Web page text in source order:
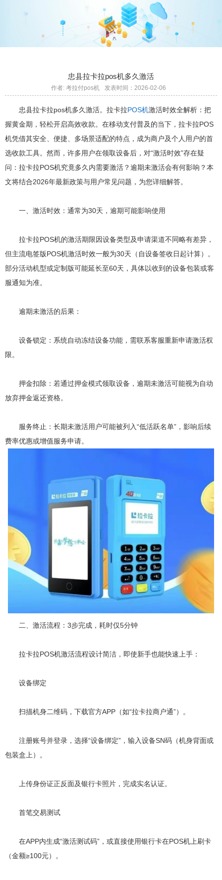
忠县拉卡拉pos机多久激活
作者: 考拉付pos机 发表时间：2026-02-06
忠县拉卡拉pos机多久激活。拉卡拉POS机激活时效全解析：把
握黄金期，轻松开启高效收款。在移动支付普及的当下，拉卡拉POS
机凭借其安全、便捷、多场景适配的特点，成为商户及个人用户的首
选收款工具。然而，许多用户在领取设备后，对“激活时效”存在疑
问：拉卡拉POS机究竟多久内需要激活？逾期未激活会有何影响？本
文将结合2026年最新政策与用户常见问题，为您详细解答。
一、激活时效：通常为30天，逾期可能影响使用
拉卡拉POS机的激活期限因设备类型及申请渠道不同略有差异，
但主流电签版POS机激活时效一般为30天（自设备签收日起计算）。
部分活动机型或定制版可能延长至60天，具体以收到的设备包装或客
服通知为准。
逾期未激活的后果：
设备锁定：系统自动冻结设备功能，需联系客服重新申请激活权
限。
押金扣除：若通过押金模式领取设备，逾期未激活可能视为自动
放弃押金返还资格。
服务终止：长期未激活用户可能被列入“低活跃名单”，影响后续
费率优惠或增值服务申请。
二、激活流程：3步完成，耗时仅5分钟
拉卡拉POS机激活流程设计简洁，即使新手也能快速上手：
设备绑定
扫描机身二维码，下载官方APP（如“拉卡拉商户通”）。
注册账号并登录，选择“设备绑定”，输入设备SN码（机身背面或
包装盒上）。
上传身份证正反面及银行卡照片，完成实名认证。
首笔交易测试
在APP内生成“激活测试码”，或直接使用银行卡在POS机上刷卡
（金额≥100元）。